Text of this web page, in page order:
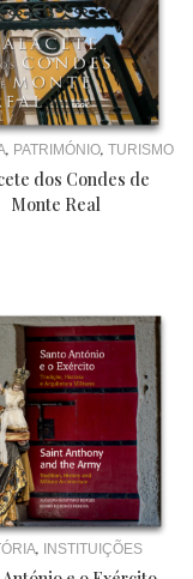
, PATRIMÓNIO, TURISMO
dos Condes de
Monte Real
, INSTITUIÇÕES